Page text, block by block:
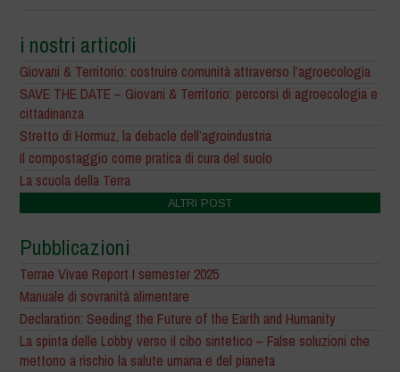
i nostri articoli
Giovani & Territorio: costruire comunità attraverso l’agroecologia
SAVE THE DATE – Giovani & Territorio: percorsi di agroecologia e
cittadinanza
Stretto di Hormuz, la debacle dell’agroindustria
Il compostaggio come pratica di cura del suolo
La scuola della Terra
ALTRI POST
Pubblicazioni
Terrae Vivae Report I semester 2025
Manuale di sovranità alimentare
Declaration: Seeding the Future of the Earth and Humanity
La spinta delle Lobby verso il cibo sintetico – False soluzioni che
mettono a rischio la salute umana e del pianeta